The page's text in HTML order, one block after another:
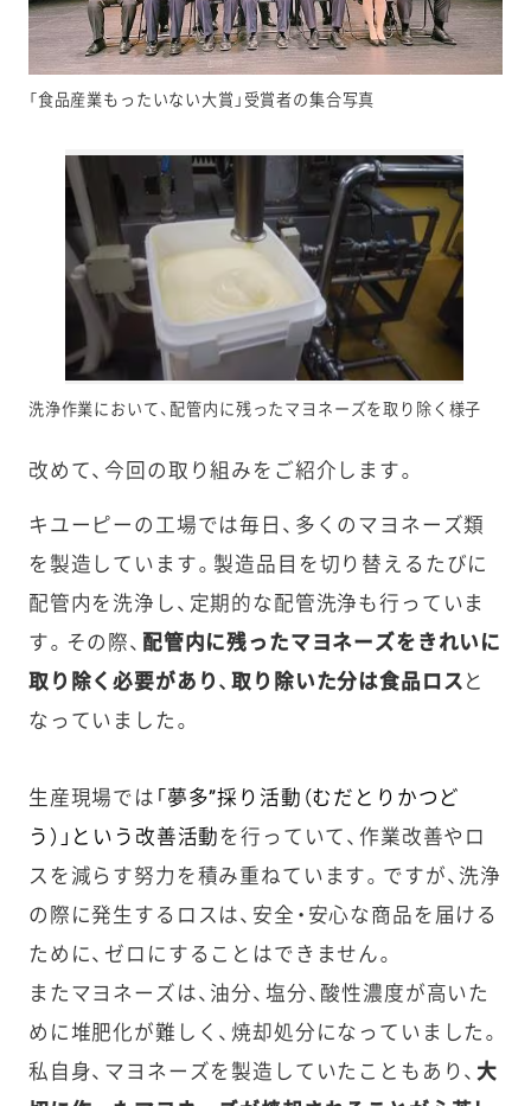
「食品産業もったいない大賞」受賞者の集合写真
洗浄作業において、配管内に残ったマヨネーズを取り除く様子
改めて、今回の取り組みをご紹介します。
キユーピーの工場では毎日、多くのマヨネーズ類
を製造しています。製造品目を切り替えるたびに
配管内を洗浄し、定期的な配管洗浄も行っていま
す。その際、 配管内に残ったマヨネーズをきれいに
取り除く必要があり、取り除いた分は食品ロス と
なっていました。
生産現場では 「夢多”採り活動（むだとりかつど
う）」という改善活動 を行っていて、作業改善やロ
スを減らす努力を積み重ねています。ですが、洗浄
の際に発生するロスは、安全・安心な商品を届ける
ために、ゼロにすることはできません。
またマヨネーズは、油分、塩分、酸性濃度が高いた
めに堆肥化が難しく、焼却処分になっていました。
私自身、マヨネーズを製造していたこともあり、大